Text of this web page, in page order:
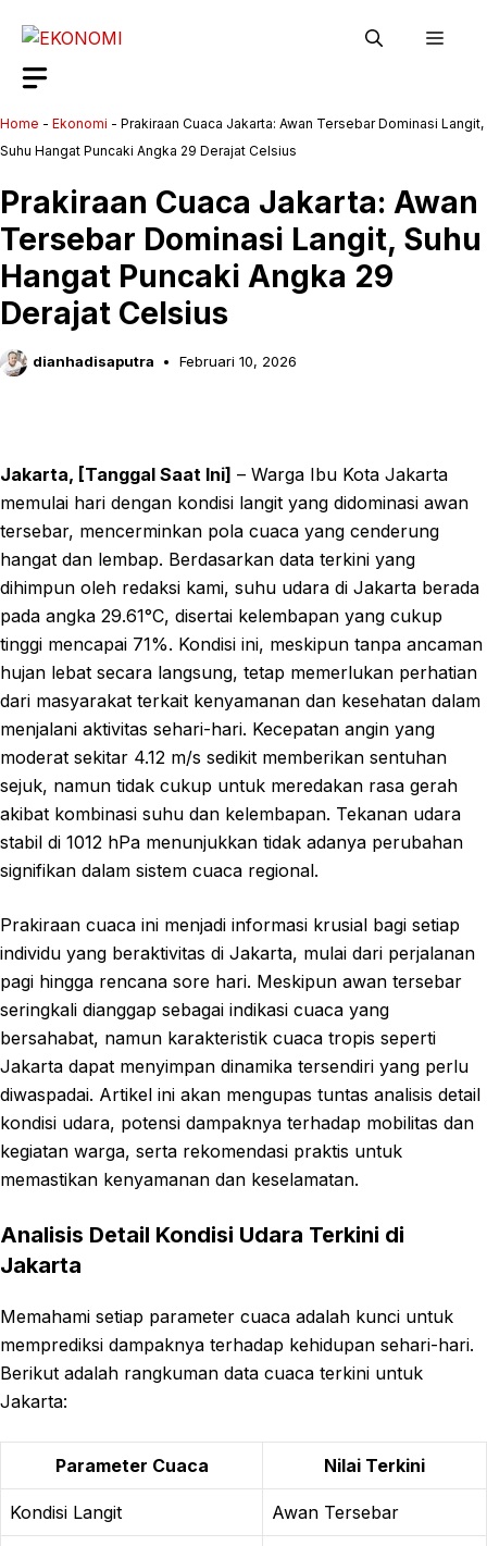
Home - Ekonomi - Prakiraan Cuaca Jakarta: Awan Tersebar Dominasi Langit,
Suhu Hangat Puncaki Angka 29 Derajat Celsius
Prakiraan Cuaca Jakarta: Awan
Tersebar Dominasi Langit, Suhu
Hangat Puncaki Angka 29
Derajat Celsius
dianhadisaputra Februari 10, 2026
Jakarta, [Tanggal Saat Ini] – Warga Ibu Kota Jakarta
memulai hari dengan kondisi langit yang didominasi awan
tersebar, mencerminkan pola cuaca yang cenderung
hangat dan lembap. Berdasarkan data terkini yang
dihimpun oleh redaksi kami, suhu udara di Jakarta berada
pada angka 29.61°C, disertai kelembapan yang cukup
tinggi mencapai 71%. Kondisi ini, meskipun tanpa ancaman
hujan lebat secara langsung, tetap memerlukan perhatian
dari masyarakat terkait kenyamanan dan kesehatan dalam
menjalani aktivitas sehari-hari. Kecepatan angin yang
moderat sekitar 4.12 m/s sedikit memberikan sentuhan
sejuk, namun tidak cukup untuk meredakan rasa gerah
akibat kombinasi suhu dan kelembapan. Tekanan udara
stabil di 1012 hPa menunjukkan tidak adanya perubahan
signifikan dalam sistem cuaca regional.
Prakiraan cuaca ini menjadi informasi krusial bagi setiap
individu yang beraktivitas di Jakarta, mulai dari perjalanan
pagi hingga rencana sore hari. Meskipun awan tersebar
seringkali dianggap sebagai indikasi cuaca yang
bersahabat, namun karakteristik cuaca tropis seperti
Jakarta dapat menyimpan dinamika tersendiri yang perlu
diwaspadai. Artikel ini akan mengupas tuntas analisis detail
kondisi udara, potensi dampaknya terhadap mobilitas dan
kegiatan warga, serta rekomendasi praktis untuk
memastikan kenyamanan dan keselamatan.
Analisis Detail Kondisi Udara Terkini di
Jakarta
Memahami setiap parameter cuaca adalah kunci untuk
memprediksi dampaknya terhadap kehidupan sehari-hari.
Berikut adalah rangkuman data cuaca terkini untuk
Jakarta:
Parameter Cuaca Nilai Terkini
Kondisi Langit Awan Tersebar